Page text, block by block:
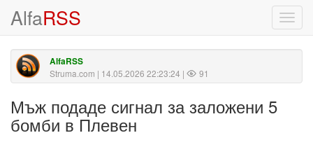
AlfaRSS
AlfaRSS
Struma.com | 14.05.2026 22:23:24 | 91
Мъж подаде сигнал за заложени 5
бомби в Плевен